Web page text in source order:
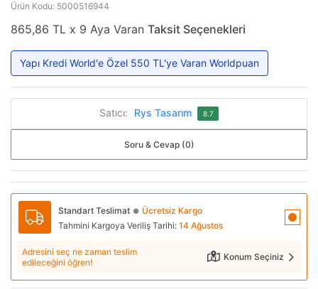
Ürün Kodu: 5000516944
865,86 TL x 9 Aya Varan Taksit Seçenekleri
Yapı Kredi World'e Özel 550 TL'ye Varan Worldpuan
Satıcı: Rys Tasarım 8.7
Soru & Cevap (0)
Standart Teslimat ● Ücretsiz Kargo
Tahmini Kargoya Veriliş Tarihi: 14 Ağustos
Adresini seç ne zaman teslim
edileceğini öğren!
Konum Seçiniz